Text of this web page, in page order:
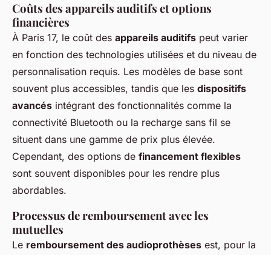
Coûts des appareils auditifs et options
financières
À Paris 17, le coût des appareils auditifs peut varier
en fonction des technologies utilisées et du niveau de
personnalisation requis. Les modèles de base sont
souvent plus accessibles, tandis que les dispositifs
avancés intégrant des fonctionnalités comme la
connectivité Bluetooth ou la recharge sans fil se
situent dans une gamme de prix plus élevée.
Cependant, des options de financement flexibles
sont souvent disponibles pour les rendre plus
abordables.
Processus de remboursement avec les
mutuelles
Le remboursement des audioprothèses est, pour la